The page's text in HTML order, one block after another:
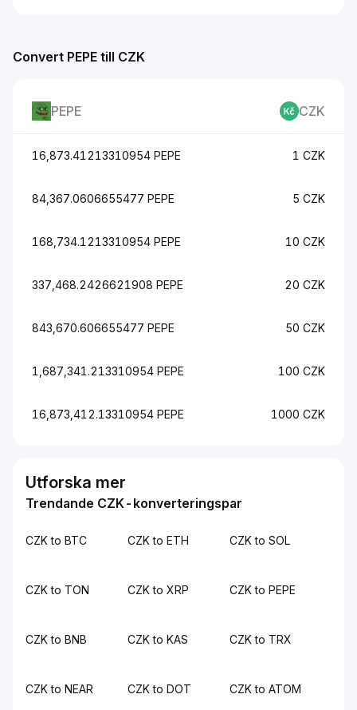
Convert PEPE till CZK
PEPE CZK
16,873.41213310954 PEPE 1 CZK
84,367.0606655477 PEPE 5 CZK
168,734.1213310954 PEPE 10 CZK
337,468.2426621908 PEPE 20 CZK
843,670.606655477 PEPE 50 CZK
1,687,341.213310954 PEPE 100 CZK
16,873,412.13310954 PEPE 1000 CZK
Utforska mer
Trendande CZK-konverteringspar
CZK to BTC CZK to ETH CZK to SOL
CZK to TON CZK to XRP CZK to PEPE
CZK to BNB CZK to KAS CZK to TRX
CZK to NEAR CZK to DOT CZK to ATOM